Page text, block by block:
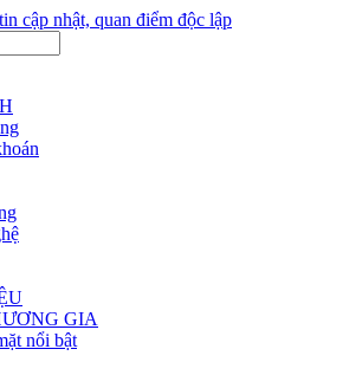
cập nhật, quan điểm độc lập
GIA
nổi bật